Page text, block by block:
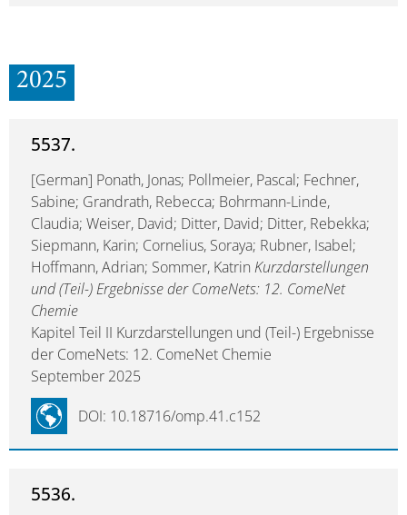
2025
5537.
[German] Ponath, Jonas; Pollmeier, Pascal; Fechner,
Sabine; Grandrath, Rebecca; Bohrmann-Linde,
Claudia; Weiser, David; Ditter, David; Ditter, Rebekka;
Siepmann, Karin; Cornelius, Soraya; Rubner, Isabel;
Hoffmann, Adrian; Sommer, Katrin Kurzdarstellungen
und (Teil-) Ergebnisse der ComeNets: 12. ComeNet
Chemie
Kapitel Teil II Kurzdarstellungen und (Teil-) Ergebnisse
der ComeNets: 12. ComeNet Chemie
September 2025
DOI: 10.18716/omp.41.c152
5536.